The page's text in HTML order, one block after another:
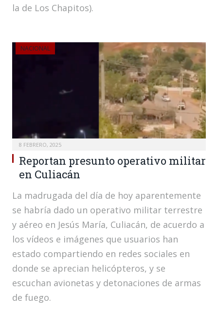
la de Los Chapitos).
NACIONAL
8 FEBRERO, 2025
Reportan presunto operativo militar
en Culiacán
La madrugada del día de hoy aparentemente
se habría dado un operativo militar terrestre
y aéreo en Jesús María, Culiacán, de acuerdo a
los vídeos e imágenes que usuarios han
estado compartiendo en redes sociales en
donde se aprecian helicópteros, y se
escuchan avionetas y detonaciones de armas
de fuego.